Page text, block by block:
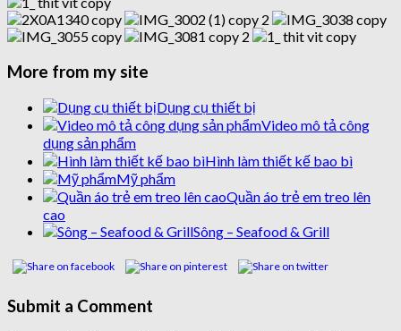
More from my site
Dụng cụ thiết bị
Video mô tả công
dụng sản phẩm
Hình làm thiết kế bao bì
Mỹ phẩm
Quần áo trẻ em treo lên
cao
Sông – Seafood & Grill
Submit a Comment